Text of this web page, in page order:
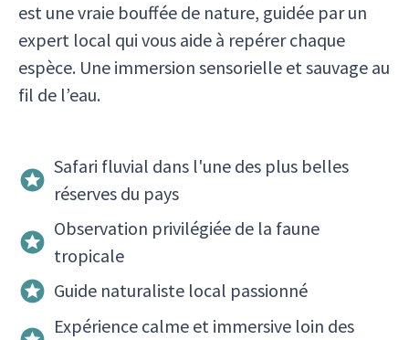
est une vraie bouffée de nature, guidée par un
expert local qui vous aide à repérer chaque
espèce. Une immersion sensorielle et sauvage au
fil de l’eau.
Safari fluvial dans l'une des plus belles
réserves du pays
Observation privilégiée de la faune
tropicale
Guide naturaliste local passionné
Expérience calme et immersive loin des